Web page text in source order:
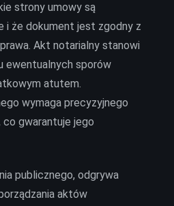
strony umowy są
i że dokument jest zgodny z
Akt notarialny stanowi
ewentualnych sporów
atutem.
wymaga precyzyjnego
gwarantuje jego
publicznego, odgrywa
aktów